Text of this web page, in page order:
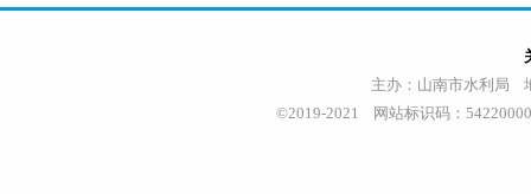
主办：山南市水利局
©2019-2021 网站标识码：